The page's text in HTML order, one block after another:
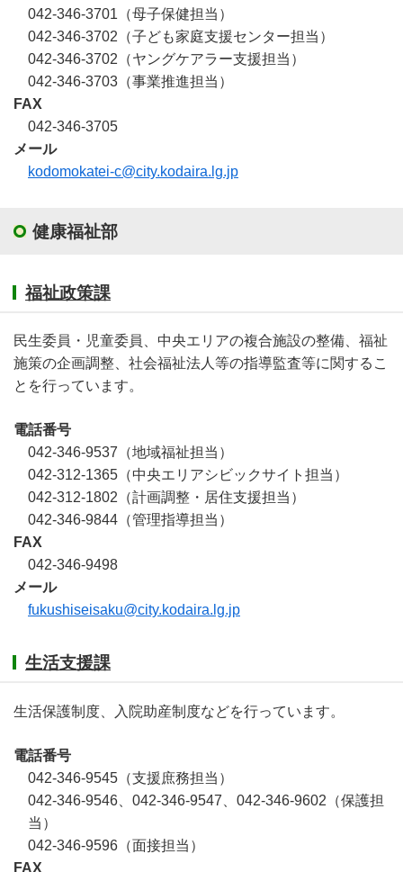
042-346-3701（母子保健担当）
042-346-3702（子ども家庭支援センター担当）
042-346-3702（ヤングケアラー支援担当）
042-346-3703（事業推進担当）
FAX
042-346-3705
メール
kodomokatei-c@city.kodaira.lg.jp
健康福祉部
福祉政策課
民生委員・児童委員、中央エリアの複合施設の整備、福祉
施策の企画調整、社会福祉法人等の指導監査等に関するこ
とを行っています。
電話番号
042-346-9537（地域福祉担当）
042-312-1365（中央エリアシビックサイト担当）
042-312-1802（計画調整・居住支援担当）
042-346-9844（管理指導担当）
FAX
042-346-9498
メール
fukushiseisaku@city.kodaira.lg.jp
生活支援課
生活保護制度、入院助産制度などを行っています。
電話番号
042-346-9545（支援庶務担当）
042-346-9546、042-346-9547、042-346-9602（保護担
当）
042-346-9596（面接担当）
FAX